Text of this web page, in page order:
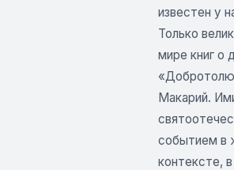
известен у
Только
мире книг о
Макарий.
событием в
контексте,